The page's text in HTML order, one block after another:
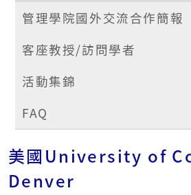
管理學院國外交流合作簡報
客座教授/訪問學者
活動集錦
FAQ
美國University of
Denver